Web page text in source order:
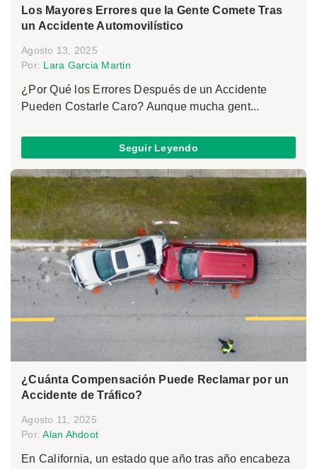
Los Mayores Errores que la Gente Comete Tras
un Accidente Automovilístico
Agosto 13, 2025
Por: Lara Garcia Martin
¿Por Qué los Errores Después de un Accidente
Pueden Costarle Caro? Aunque mucha gent...
Seguir Leyendo
¿Cuánta Compensación Puede Reclamar por un
Accidente de Tráfico?
Agosto 11, 2025
Por:Alan Ahdoot
En California, un estado que año tras año encabeza